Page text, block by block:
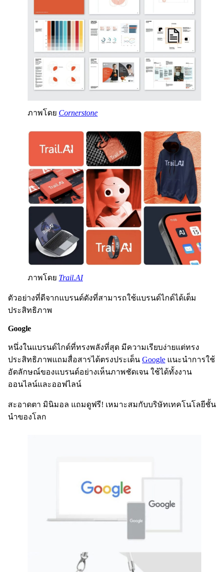
ภาพโดย Cornerstone
ภาพโดย Trail.AI
ตัวอย่างที่ดีจากแบรนด์ดังที่สามารถใช้แบรนด์ไกด์ได้เต็ม
ประสิทธิภาพ
Google
หนึ่งในแบรนด์ไกด์ที่ทรงพลังที่สุด มีความเรียบง่ายแต่ทรง
ประสิทธิภาพแถมสื่อสารได้ตรงประเด็น Google แนะนำการใช้
อัตลักษณ์ของแบรนด์อย่างเห็นภาพชัดเจน ใช้ได้ทั้งงาน
ออนไลน์และออฟไลน์
สะอาดตา มินิมอล แถมดูฟรี! เหมาะสมกับบริษัทเทคโนโลยีชั้น
นำของโลก